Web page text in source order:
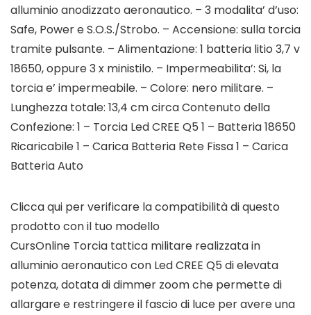
alluminio anodizzato aeronautico. – 3 modalita’ d’uso:
Safe, Power e S.O.S./Strobo. – Accensione: sulla torcia
tramite pulsante. – Alimentazione: 1 batteria litio 3,7 v
18650, oppure 3 x ministilo. – Impermeabilita’: Si, la
torcia e’ impermeabile. – Colore: nero militare. –
Lunghezza totale: 13,4 cm circa Contenuto della
Confezione: 1 – Torcia Led CREE Q5 1 – Batteria 18650
Ricaricabile 1 – Carica Batteria Rete Fissa 1 – Carica
Batteria Auto
Clicca qui per verificare la compatibilità di questo
prodotto con il tuo modello
CursOnline Torcia tattica militare realizzata in
alluminio aeronautico con Led CREE Q5 di elevata
potenza, dotata di dimmer zoom che permette di
allargare e restringere il fascio di luce per avere una